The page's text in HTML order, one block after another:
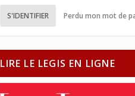
S'IDENTIFIER Perdu mon mot de
LIRE LE LEGIS EN LIGNE